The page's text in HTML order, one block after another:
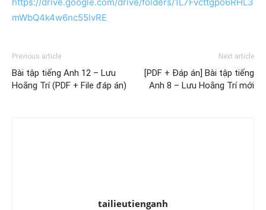
mWbQ4k4w6nc55lvRE
Previous article
Bài tập tiếng Anh 12 – Lưu
Hoằng Trí (PDF + File đáp án)
Next article
[PDF + Đáp án] Bài tập tiếng
Anh 8 – Lưu Hoằng Trí mới
tailieutienganh